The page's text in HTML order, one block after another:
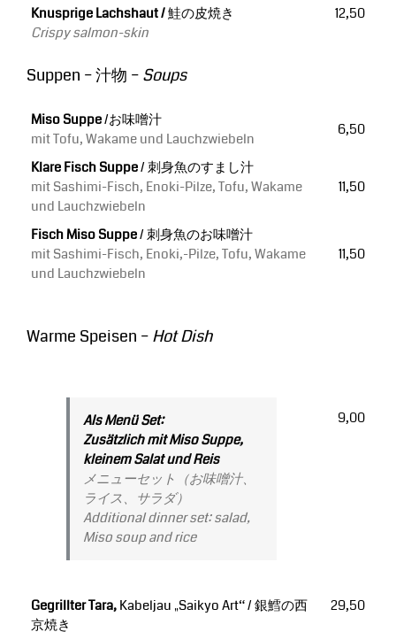
Knusprige Lachshaut /鮭の皮焼き
Crispy salmon-skin
12,50
Suppen – 汁物 –Soups
Miso Suppe/お味噌汁
mit Tofu, Wakame und Lauchzwiebeln
6,50
Klare Fisch Suppe/ 刺身魚のすまし汁
mit Sashimi-Fisch, Enoki-Pilze, Tofu, Wakame
und Lauchzwiebeln
11,50
Fisch Miso Suppe/ 刺身魚のお味噌汁
mit Sashimi-Fisch, Enoki,-Pilze, Tofu, Wakame
und Lauchzwiebeln
11,50
Warme Speisen –Hot Dish
Als Menü Set:
Zusätzlich mit Miso Suppe,
kleinem Salat und Reis
メニューセット（お味噌汁、
ライス、サラダ）
Additional dinner set: salad,
Miso soup and rice
9,00
Gegrillter Tara,Kabeljau „Saikyo Art“ / 銀鱈の西
京焼き
29,50